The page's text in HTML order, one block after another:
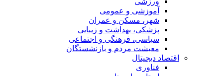
آموزشی و عمومی
شهر، مسکن و عمران
پزشکی، بهداشت و زیبایی
سیاسی، فرهنگی و اجتماعی
معیشت مردم و بازنشستگان
اقتصاد دیجیتال
فناوری